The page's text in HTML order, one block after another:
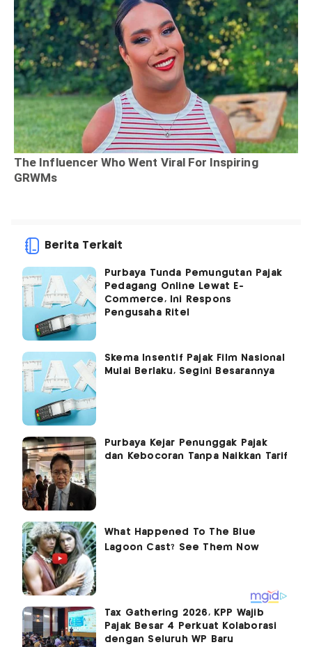
Berita Terkait
Purbaya Tunda Pemungutan Pajak
Pedagang Online Lewat E-
Commerce, Ini Respons
Pengusaha Ritel
Skema Insentif Pajak Film Nasional
Mulai Berlaku, Segini Besarannya
Purbaya Kejar Penunggak Pajak
dan Kebocoran Tanpa Naikkan Tarif
Tax Gathering 2026, KPP Wajib
Pajak Besar 4 Perkuat Kolaborasi
dengan Seluruh WP Baru